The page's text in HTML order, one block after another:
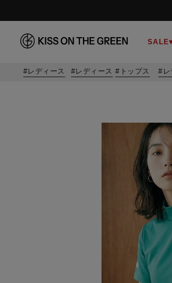
SALE
レディース レディース トップス